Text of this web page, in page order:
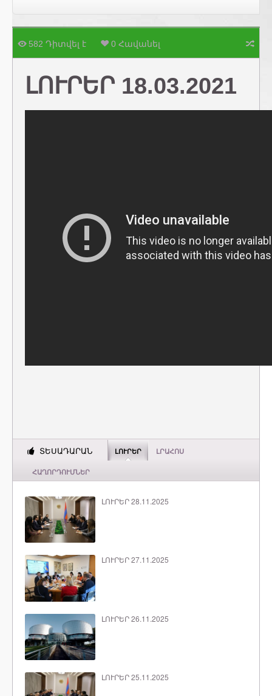
582 Դիտվել է 0 Հավանել
ԼՈՒՐԵՐ 18.03.2021
ՏԵՍԱԴԱՐԱՆ ԼՈՒՐԵՐ ԼՐԱՀՈՍ
ՀԱՂՈՐԴՈՒՄՆԵՐ
ԼՈՒՐԵՐ 28.11.2025
ԼՈՒՐԵՐ 27.11.2025
ԼՈՒՐԵՐ 26.11.2025
ԼՈՒՐԵՐ 25.11.2025